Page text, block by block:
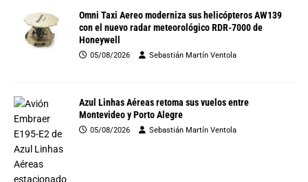
Omni Taxi Aereo moderniza sus helicópteros AW139
con el nuevo radar meteorológico RDR-7000 de
Honeywell
05/08/2026 Sebastián Martín Ventola
Azul Linhas Aéreas retoma sus vuelos entre
Montevideo y Porto Alegre
05/08/2026 Sebastián Martín Ventola